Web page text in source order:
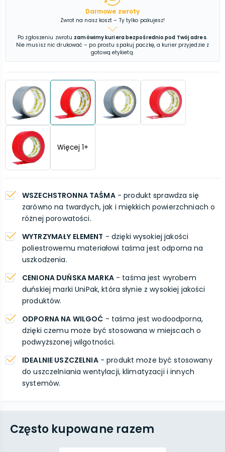
Darmowe zwroty
Zwrot na nasz koszt – Ty tylko pakujesz!
Po zgłoszeniu zwrotu zamówimy kuriera bezpośrednio pod Twój adres.
Nie musisz nic drukować – po prostu spakuj paczkę, a kurier przyjedzie z
gotową etykietą.
Więcej 1+
WSZECHSTRONNA TAŚMA- produkt sprawdza się
zarówno na twardych, jak i miękkich powierzchniach o
różnej porowatości.
WYTRZYMAŁY ELEMENT - dzięki wysokiej jakości
poliestrowemu materiałowi taśma jest odporna na
uszkodzenia.
CENIONA DUŃSKA MARKA- taśma jest wyrobem
duńskiej marki UniPak, która słynie z wysokiej jakości
produktów.
ODPORNA NA WILGOĆ - taśma jest wodoodporna,
dzięki czemu może być stosowana w miejscach o
podwyższonej wilgotności.
IDEALNIE USZCZELNIA- produkt może być stosowany
do uszczelniania wentylacji, klimatyzacji i innych
systemów.
Często kupowane razem